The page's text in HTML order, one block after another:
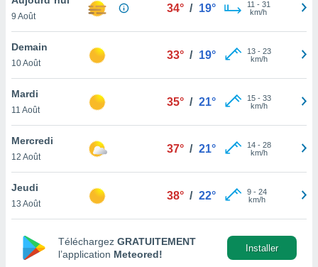
et
»,
au
vous
qu'ils
ou
le
ainsi
un
9 Août
34° / 19° 11 - 31
km/h
Demain
10 Août
33° / 19° 13- 23
km/h
Mardi
11 Août
35° / 21° 15- 33
km/h
Mercredi
12 Août
37° / 21° 14- 28
km/h
Jeudi
13 Août
38° / 22° 9- 24
km/h
Téléchargez GRATUITEMENT
l’application Meteored!
Installer